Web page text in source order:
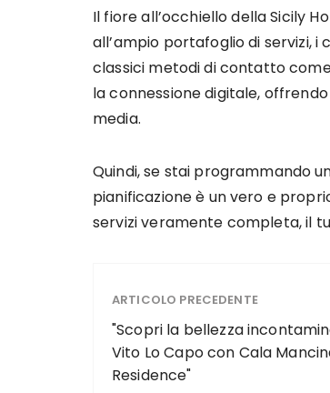
Il fiore all’occhiello della Sicily
all’ampio portafoglio di servizi,
classici metodi di contatto
la connessione digitale,
media.
Quindi, se stai programmando
pianificazione è un vero e
servizi veramente completa, il
ARTICOLO PRECEDENTE
"Scopri la bellezza
Vito Lo Capo con Cala
Residence"